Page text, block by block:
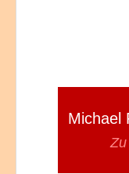
Michael
Zu